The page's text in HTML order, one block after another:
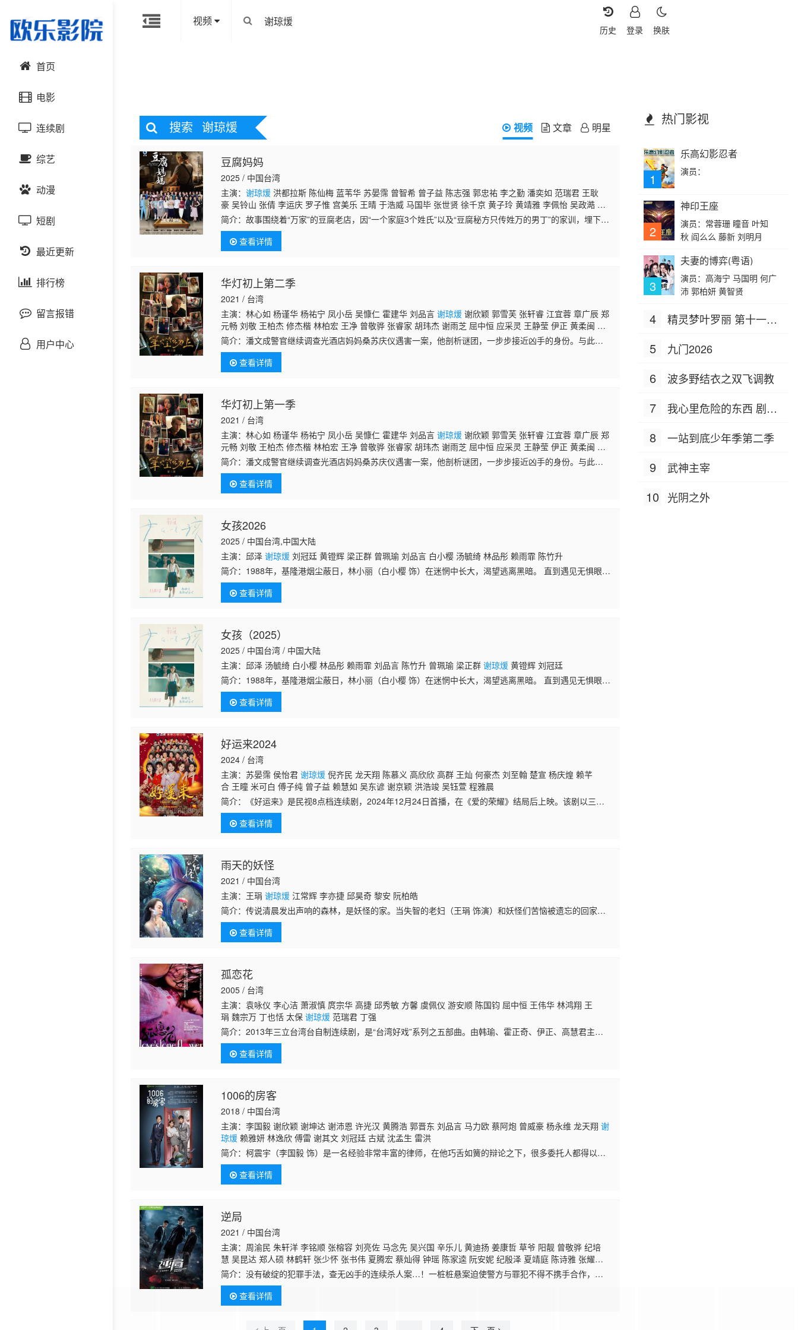
视频
换肤
登录
历史
首页
电影
动作片
喜剧片
爱情片
科幻片
恐怖片
剧情片
战争片
悬疑片
连续剧
国产剧
港台剧
日韩剧
欧美剧
泰国剧
综艺
大陆综艺
日韩综艺
港台综艺
欧美综艺
动漫
国产动漫
日韩动漫
欧美动漫
短剧
最近更新
排行榜
留言报错
用户中心
搜索 谢琼煖 视频 文章 明星
豆腐妈妈
2025 / 中国台湾
主演：谢琼煖 洪都拉斯 陈仙梅 蓝苇华 苏晏霈 曾智希 曾子益 陈志强 郭忠祐 李之勤 潘奕如 范瑞君 王耿
豪 吴铃山 张倩 李运庆 罗子惟 宫美乐 王晴 于浩威 马国毕 张世贤 徐千京 黄子玲 黄靖雅 李佩怡 吴政澔 黄
尚禾 吴皓升
简介：故事围绕着“万家”的豆腐老店，因“一个家庭3个姓氏”以及“豆腐秘方只传姓万的男丁”的家训，埋下冲
突与矛盾的伏笔。讲述一个家庭守护传统豆腐老店并克服挑战的温馨故事。导演冯凯透露故事有点像他的
家庭，“家里
查看详情
华灯初上第二季
2021 / 台湾
主演：林心如 杨谨华 杨祐宁 凤小岳 吴慷仁 霍建华 刘品言谢琼煖 谢欣颖 郭雪芙 张轩睿 江宜蓉 章广辰 郑
元畅 刘敬 王柏杰 修杰楷 林柏宏 王净 曾敬骅 张睿家 胡玮杰 谢雨芝 屈中恒 应采灵 王静莹 伊正 黄柔闽 朱
宥丞 范瑞君 陈博正
简介：潘文成警官继续调查光酒店妈妈桑苏庆仪遇害一案，他剖析谜团，一步步接近凶手的身份。与此同
时，他也发现了更多黑暗的秘密与复杂的关系。
查看详情
华灯初上第一季
2021 / 台湾
主演：林心如 杨谨华 杨祐宁 凤小岳 吴慷仁 霍建华 刘品言谢琼煖 谢欣颖 郭雪芙 张轩睿 江宜蓉 章广辰 郑
元畅 刘敬 王柏杰 修杰楷 林柏宏 王净 曾敬骅 张睿家 胡玮杰 谢雨芝 屈中恒 应采灵 王静莹 伊正 黄柔闽 朱
宥丞 范瑞君 陈博正
简介：潘文成警官继续调查光酒店妈妈桑苏庆仪遇害一案，他剖析谜团，一步步接近凶手的身份。与此同
时，他也发现了更多黑暗的秘密与复杂的关系。
查看详情
女孩2026
2025 / 中国台湾,中国大陆
主演：邱泽谢琼煖 刘冠廷 黄镫辉 梁正群 曾珮瑜 刘品言 白小樱 汤毓绮 林品彤 赖雨霏 陈竹升
简介： 1988年，基隆港烟尘蔽日，林小丽（白小樱 饰）在迷惘中长大，渴望逃离黑暗。 直到遇见无惧眼
光、自在生活的李莉莉（林品彤 饰），她才第一次看见世界的色彩。 然而，这份向往却触动了母亲（汤毓
绮 饰）的过
查看详情
女孩（2025）
2025 / 中国台湾 / 中国大陆
主演：邱泽 汤毓绮 白小樱 林品彤 赖雨霏 刘品言 陈竹升 曾珮瑜 梁正群谢琼煖 黄镫辉 刘冠廷
简介： 1988年，基隆港烟尘蔽日，林小丽（白小樱 饰）在迷惘中长大，渴望逃离黑暗。 直到遇见无惧眼
光、自在生活的李莉莉（林品彤 饰），她才第一次看见世界的色彩。 然而，这份向往却触动了母亲（汤毓
绮 饰）的过
查看详情
好运来2024
2024 / 台湾
主演：苏晏霈 侯怡君谢琼煖 倪齐民 龙天翔 陈慕义 高欣欣 高群 王灿 何豪杰 刘至翰 楚宣 杨庆煌 赖芊
合 王瞳 米可白 傅子纯 曾子益 赖慧如 吴东谚 谢京颖 洪浩竣 吴钰萱 程雅晨
简介：
《好运来》是民视8点档连续剧，2024年12月24日首播，在《爱的荣耀》结局后上映。该剧以三个
世代、三个女人为主轴，描述她们在传统与现代的交织下，如何坚守家庭、追寻幸福。
查看详情
雨天的妖怪
2021 / 中国台湾
主演：王琄谢琼煖 江常辉 李亦捷 邱昊奇 黎安 阮柏皓
简介：传说清晨发出声响的森林，是妖怪的家。当失智的老妇（王琄 饰演）和妖怪们苦恼被遗忘的回家道
路时，老妇遇见大学同窗王欣（
世之谜，而神秘
查看详情
孤恋花
2005 / 台湾
主演：袁咏仪 李心洁 萧淑慎 庹宗华 高捷 邱秀敏 方馨 虞佩仪 游安顺 陈国钧 屈中恒 王伟华 林鸿翔 王
琄 魏宗万 丁也恬 太保谢琼煖 范瑞君 丁强
简介：2013年三立台湾台自制连续剧，是“台湾好戏”系列之五部曲。由韩瑜、霍正奇、伊正、高慧君主
演。2013年9月20日于三立台湾台播出。
查看详情
1006的房客
2018 / 中国台湾
主演：李国毅 谢欣颖 谢坤达 谢沛恩 许光汉 黄腾浩 郭晋东 刘品言 马力欧 蔡阿炮 曾威豪 杨永维 龙天翔谢
琼煖 赖雅妍 林逸欣 傅雷 谢其文 刘冠廷 古斌 沈孟生 雷洪
简介：柯震宇（李国毅 饰）是一名经验非常丰富的律师，在他巧舌如簧的辩论之下，很多委托人都得以洗
清了身上的罪名。因为在业界备受推崇，柯震宇的性格变得非常的冷酷和高傲，无形之中得罪了很多人。
终于，在一场审判中，
查看详情
逆局
2021 / 中国台湾
主演：周渝民 朱轩洋 李铭顺 张榕容 刘亮佐 马念先 吴兴国 辛乐儿 黄迪扬 姜康哲 草爷 阳靓 曾敬骅 纪培
慧 吴昆达 郑人硕 林鹤轩 张少怀 张书伟 夏腾宏 蔡灿得 钟瑶 陈家逵 阮安妮 纪殷泽 夏靖庭 陈诗雅 张耀
仁 张毓晨 温升豪 曾珮瑜 陈妍霏 汤志伟谢琼煖罗北安 姚以缇 林予晞 李铭忠 陈婉婷 张翰
简介：没有破绽的犯罪手法，查无凶手的连续杀人案…！一桩桩悬案迫使警方与罪犯不得不携手合作，深
入命案现场与凶手博弈对决，为死者伸张正义。双雄联手出击的强强对决，却让这场魔鬼交易暗潮汹涌，
即将引发另一波更大的.
查看详情
热门影视
1
乐高幻影忍者
演员：
2
神印王座
演员：常蓉珊 瞳音 叶知
秋 阎么么 藤新 刘明月
3
夫妻的博弈(粤语)
演员：高海宁 马国明 何广
沛 郭柏妍 黄智贤
4
精灵梦叶罗丽 第十一季
5 九门2026
6 波多野结衣之双飞调教
7
我心里危险的东西 剧场
8 一站到底少年季第二季
9 武神主宰
10 光阴之外